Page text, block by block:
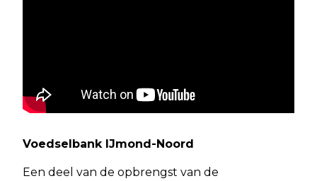
Voedselbank IJmond-Noord
Een deel van de opbrengst van de